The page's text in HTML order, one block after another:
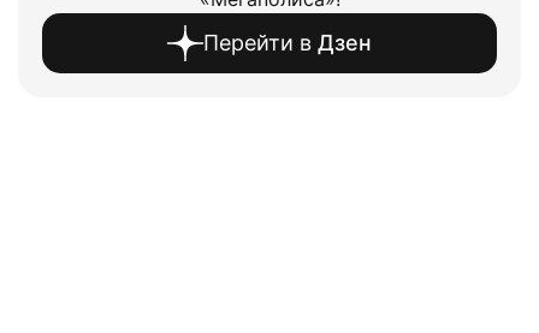
Перейти в Дзен